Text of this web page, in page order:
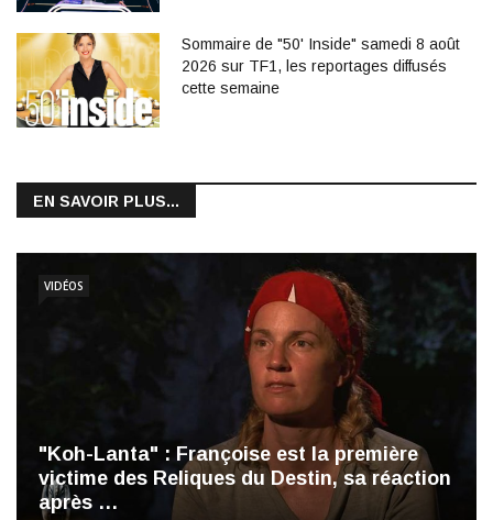
Sommaire de "50' Inside" samedi 8 août
2026 sur TF1, les reportages diffusés
cette semaine
EN SAVOIR PLUS...
"Koh-Lanta" : Françoise est la première
victime des Reliques du Destin, sa réaction
après …
VIDÉOS